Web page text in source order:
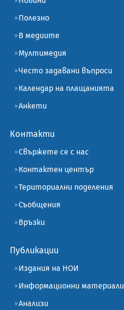
Полезно
В медиите
Мултимедия
Често задавани въпроси
Календар на плащанията
Анкети
Контакти
Свържете се с нас
Контактен център
Териториални поделения
Съобщения
Връзки
Публикации
Издания на НОИ
Информационни материали
Анализи